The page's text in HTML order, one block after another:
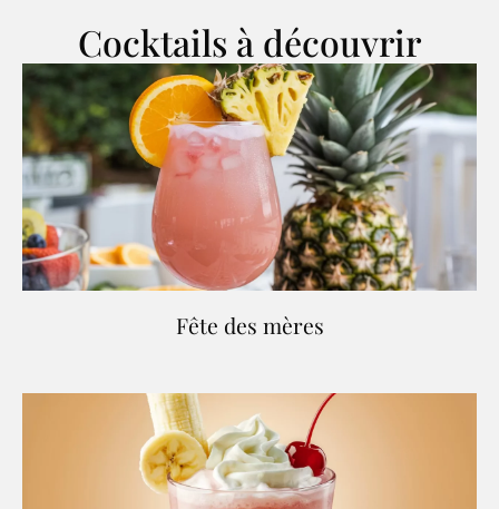
Cocktails à découvrir
Fête des mères